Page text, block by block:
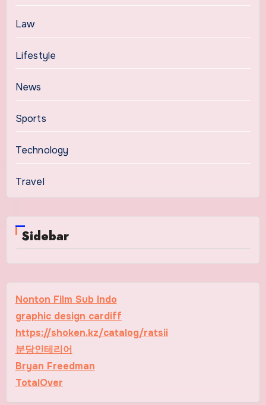
Law
Lifestyle
News
Sports
Technology
Travel
Sidebar
Nonton Film Sub Indo
graphic design cardiff
https://shoken.kz/catalog/ratsii
분당인테리어
Bryan Freedman
TotalOver